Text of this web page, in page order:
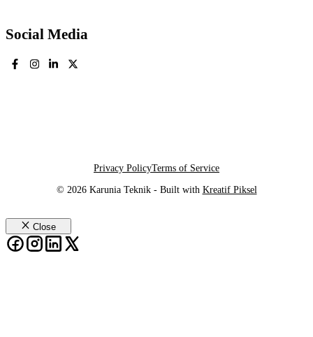
Social Media
© 2026 Karunia Teknik - Built with Kreatif Piksel
Privacy PolicyTerms of Service
Close